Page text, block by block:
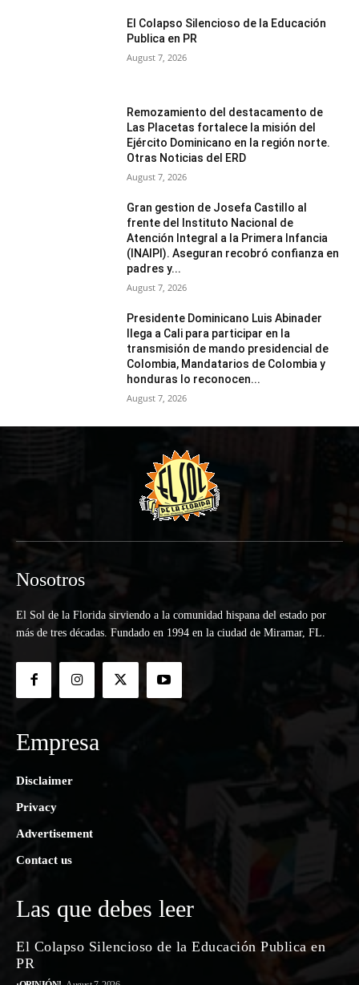
El Colapso Silencioso de la Educación
Publica en PR
August 7, 2026
Remozamiento del destacamento de
Las Placetas fortalece la misión del
Ejército Dominicano en la región norte.
Otras Noticias del ERD
August 7, 2026
Gran gestion de Josefa Castillo al
frente del Instituto Nacional de
Atención Integral a la Primera Infancia
(INAIPI). Aseguran recobró confianza en
padres y...
August 7, 2026
Presidente Dominicano Luis Abinader
llega a Cali para participar en la
transmisión de mando presidencial de
Colombia, Mandatarios de Colombia y
honduras lo reconocen...
August 7, 2026
Nosotros
El Sol de la Florida sirviendo a la comunidad hispana del estado por
más de tres décadas. Fundado en 1994 en la ciudad de Miramar, FL.
Empresa
Disclaimer
Privacy
Advertisement
Contact us
Las que debes leer
El Colapso Silencioso de la Educación Publica en
PR